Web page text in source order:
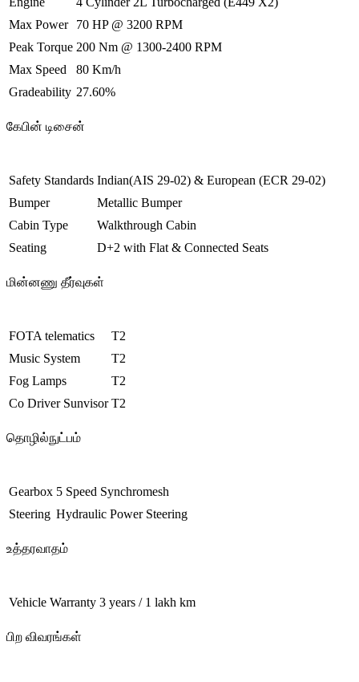
Max Power
70 HP @ 3200 RPM
Peak Torque 200 Nm @ 1300-2400 RPM
Max Speed
80 Km/h
Gradeability 27.60%
கேபின் டிசைன்
Safety Standards Indian(AIS 29-02) & European (ECR 29-02)
Bumper
Metallic Bumper
Cabin Type
Walkthrough Cabin
Seating
D+2 with Flat & Connected Seats
மின்னணு தீர்வுகள்
FOTA telematics
T2
Music System
T2
Fog Lamps
T2
Co Driver Sunvisor T2
தொழில்நுட்பம்
Gearbox 5 Speed Synchromesh
Steering Hydraulic Power Steering
உத்தரவாதம்
Vehicle Warranty 3 years / 1 lakh km
பிற விவரங்கள்